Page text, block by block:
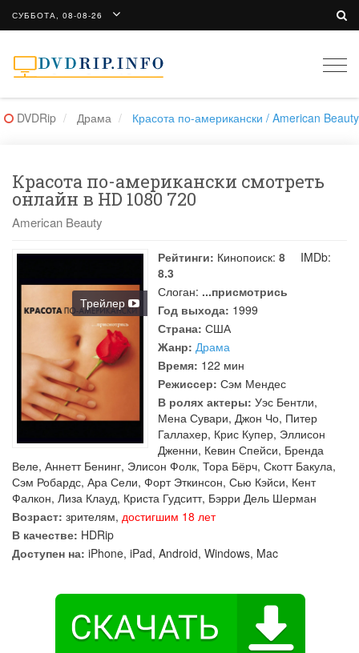
СУББОТА, 08-08-26
DVDRip Драма Красота по-американски / American Beauty
Красота по-американски смотреть
онлайн в HD 1080 720
American Beauty
Трейлер
Рейтинги: Кинопоиск: 8
IMDb:
8.3
Слоган: ...присмотрись
Год выхода: 1999
Страна: США
Жанр: Драма
Время: 122 мин
Режиссер: Сэм Мендес
В ролях актеры: Уэс Бентли,
Мена Сувари, Джон Чо, Питер
Галлахер, Крис Купер, Эллисон
Дженни, Кевин Спейси, Бренда
Веле, Аннетт Бенинг, Элисон Фолк, Тора Бёрч, Скотт Бакула,
Сэм Робардс, Ара Сели, Форт Эткинсон, Сью Кэйси, Кент
Фалкон, Лиза Клауд, Криста Гудситт, Бэрри Дель Шерман
Возраст: зрителям, достигшим 18 лет
В качестве: HDRip
Доступен на: iPhone, iPad, Android, Windows, Mac